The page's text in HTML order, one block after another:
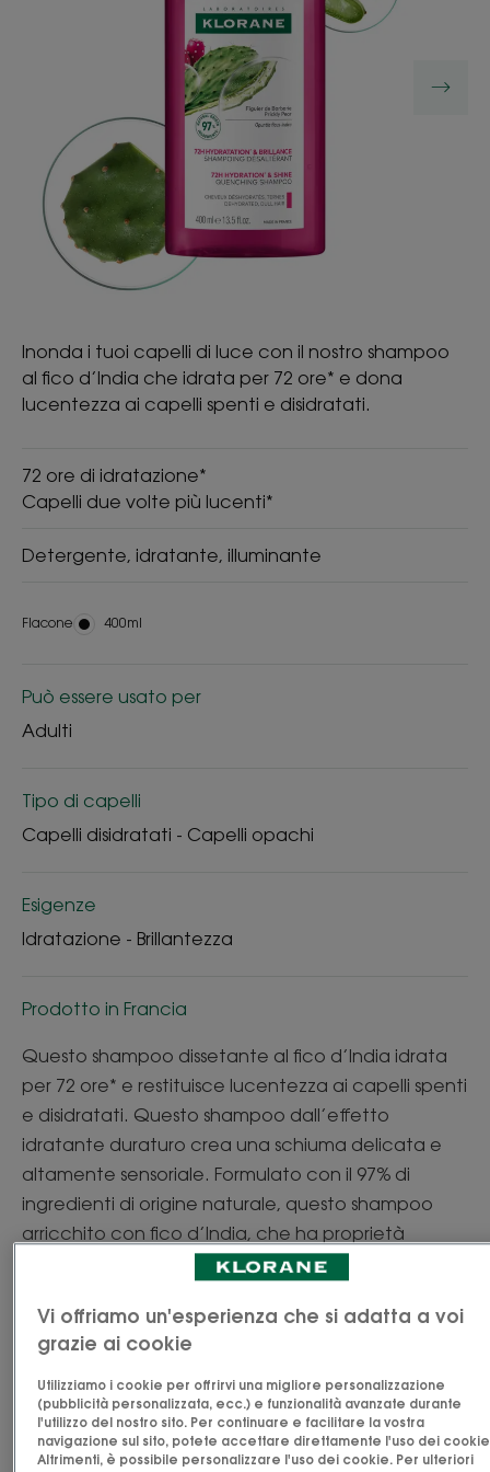
Inonda i tuoi capelli di luce con il nostro shampoo
al fico d’India che idrata per 72 ore* e dona
lucentezza ai capelli spenti e disidratati.
72 ore di idratazione*
Capelli due volte più lucenti*
Detergente, idratante, illuminante
Flacone Flacone
400ml
Può essere usato per
Adulti
Tipo di capelli
Capelli disidratati - Capelli opachi
Esigenze
Idratazione - Brillantezza
Prodotto in Francia
Questo shampoo dissetante al fico d’India idrata
per 72 ore* e restituisce lucentezza ai capelli spenti
e disidratati. Questo shampoo dall’effetto
idratante duraturo crea una schiuma delicata e
altamente sensoriale. Formulato con il 97% di
ingredienti di origine naturale, questo shampoo
arricchito con fico d’India, che ha proprietà
idratanti superiori a quelli della glicerina** grazie
idratare e restituire lucentezza ai capelli, senza
appesantirli. Utilizzare generosamente, anche per
uso frequente.
Vedi altro
Vi offriamo un'esperienza che si adatta a voi
grazie ai cookie
Utilizziamo i cookie per offrirvi una migliore personalizzazione
(pubblicità personalizzata, ecc.) e funzionalità avanzate durante
l'utilizzo del nostro sito. Per continuare e facilitare la vostra
navigazione sul sito, potete accettare direttamente l'uso dei
Altrimenti, è possibile personalizzare l'uso dei cookie. Per ulteriori